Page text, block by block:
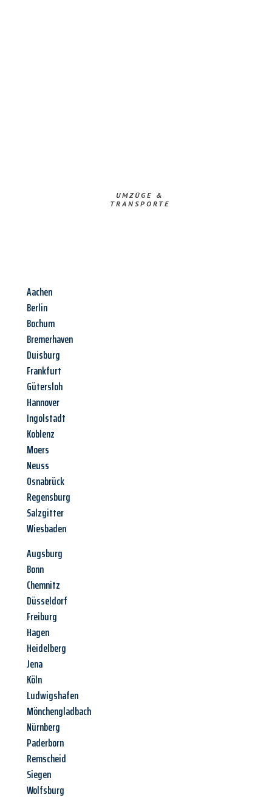
UMZÜGE &
TRANSPORTE
Aachen
Berlin
Bochum
Bremerhaven
Duisburg
Frankfurt
Gütersloh
Hannover
Ingolstadt
Koblenz
Moers
Neuss
Osnabrück
Regensburg
Salzgitter
Wiesbaden
Augsburg
Bonn
Chemnitz
Düsseldorf
Freiburg
Hagen
Heidelberg
Jena
Köln
Ludwigshafen
Mönchengladbach
Nürnberg
Paderborn
Remscheid
Siegen
Wolfsburg